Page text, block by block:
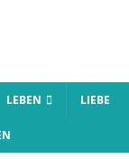
LEBEN LIEBE